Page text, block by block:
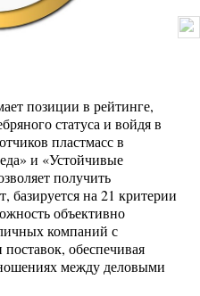
позиции в рейтинге,
статуса и войдя в
пластмасс в
и «Устойчивые
получить
базируется на 21 критерии
объективно
компаний с
обеспечивая
между деловыми